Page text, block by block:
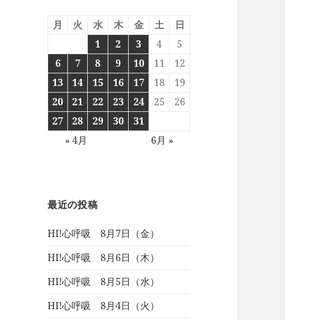
月 火 水 木 金 土
日
1
2 3 4
5
6
7 8 9 10 11
12
13
14 15 16 17 18
19
20
21 22 23 24 25
26
27
28 29 30
31
« 4月
6月 »
最近の投稿
HI!心呼吸 8月7日（金）
HI!心呼吸 8月6日（木）
HI!心呼吸 8月5日（水）
HI!心呼吸 8月4日（火）